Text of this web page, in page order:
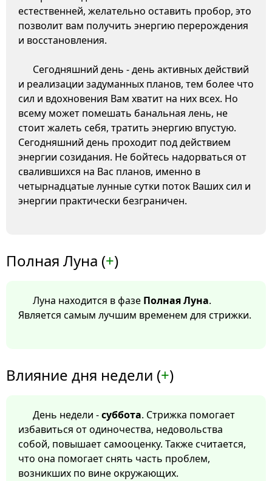
естественней, желательно оставить пробор, это
позволит вам получить энергию перерождения
и восстановления.
Сегодняшний день - день активных действий
и реализации задуманных планов, тем более что
сил и вдохновения Вам хватит на них всех. Но
всему может помешать банальная лень, не
стоит жалеть себя, тратить энергию впустую.
Сегодняшний день проходит под действием
энергии созидания. Не бойтесь надорваться от
свалившихся на Вас планов, именно в
четырнадцатые лунные сутки поток Ваших сил и
энергии практически безграничен.
Полная Луна (+)
Луна находится в фазе Полная Луна.
Является самым лучшим временем для стрижки.
Влияние дня недели (+)
День недели -суббота. Стрижка помогает
избавиться от одиночества, недовольства
собой, повышает самооценку. Также считается,
что она помогает снять часть проблем,
возникших по вине окружающих.